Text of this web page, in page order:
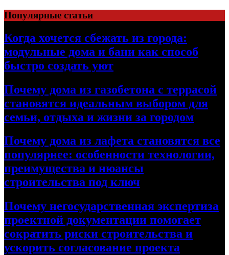
Перейти
к
содержимому
Популярные статьи
Когда хочется сбежать из города:
модульные дома и бани как способ
быстро создать уют
Почему дома из газобетона с террасой
становятся идеальным выбором для
семьи, отдыха и жизни за городом
Почему дома из лафета становятся все
популярнее: особенности технологии,
преимущества и нюансы
строительства под ключ
Почему негосударственная экспертиза
проектной документации помогает
сократить риски строительства и
ускорить согласование проекта